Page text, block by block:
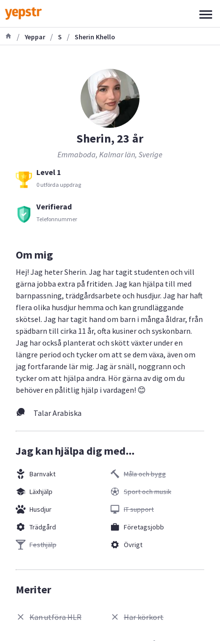
/ Yeppar / S / Sherin Khello
Sherin, 23 år
Emmaboda, Kalmar län, Sverige
Level 1
0 utförda uppdrag
Verifierad
Telefonnummer
Om mig
Hej! Jag heter Sherin. Jag har tagit studenten och vill
gärna jobba extra på fritiden. Jag kan hjälpa till med
barnpassning, trädgårdsarbete och husdjur. Jag har haft
flera olika husdjur hemma och kan grundläggande
skötsel. Jag har tagit hand om barn i många åldrar, från
spädbarn till cirka 11 år, ofta kusiner och syskonbarn.
Jag har också planterat och skött växter under en
längre period och tycker om att se dem växa, även om
jag fortfarande lär mig. Jag är snäll, noggrann och
tycker om att hjälpa andra. Hör gärna av dig om du
behöver en pålitlig hjälp i vardagen! 😊
Talar Arabiska
Jag kan hjälpa dig med...
Barnvakt
Läxhjälp
Husdjur
Trädgård
Festhjälp
Måla och bygg
Sport och musik
IT support
Företagsjobb
Övrigt
Meriter
Kan utföra HLR Har körkort